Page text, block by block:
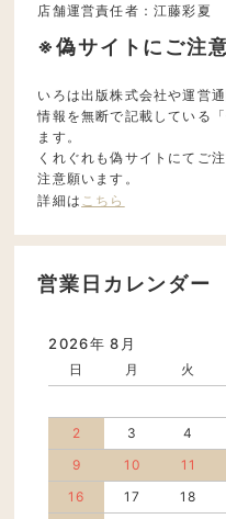
店舗運営責任者：江藤彩夏
※偽サイトにご注
いろは出版株式会社や運営
情報を無断で記載している
ます。
くれぐれも偽サイトにてご
注意願います。
詳細は こちら
営業日カレンダー
2026年 8月
日 月 火
2
3 4
9
10 11
16
17 18